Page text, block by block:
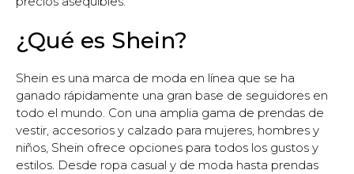
¿Qué es Shein?
Shein es una marca de moda en línea que se ha
ganado rápidamente una gran base de seguidores en
todo el mundo. Con una amplia gama de prendas de
vestir, accesorios y calzado para mujeres, hombres y
niños, Shein ofrece opciones para todos los gustos y
estilos. Desde ropa casual y de moda hasta prendas